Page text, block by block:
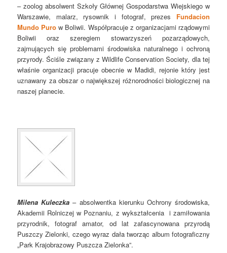
– zoolog absolwent Szkoły Głównej Gospodarstwa Wiejskiego w
Warszawie, malarz, rysownik i fotograf, prezes Fundacion
Mundo Puro w Boliwii. Współpracuje z organizacjami rządowymi
Boliwii oraz szeregiem stowarzyszeń pozarządowych,
zajmujących sięproblemami środowiska naturalnego i ochroną
przyrody. Ściśle związany z Wildlife Conservation Society, dla tej
właśnie organizacji pracuje obecnie w Madidi, rejonie który jest
uznawany za obszar o największej różnorodności biologicznej na
naszej planecie.
Milena Kuleczka – absolwentka kierunku Ochrony środowiska,
Akademii Rolniczej w Poznaniu, z wykształcenia i zamiłowania
przyrodnik, fotograf amator, od lat zafascynowana przyrodą
Puszczy Zielonki, czego wyraz dała tworząc album fotograficzny
„Park Krajobrazowy Puszcza Zielonka”.